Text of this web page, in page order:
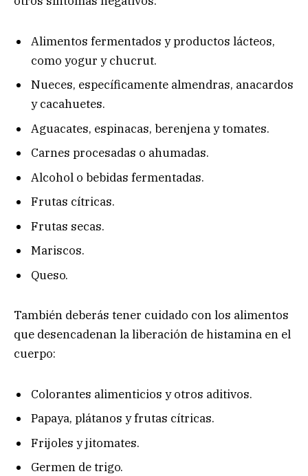
Alimentos fermentados y productos lácteos,
como yogur y chucrut.
Nueces, específicamente almendras, anacardos
y cacahuetes.
Aguacates, espinacas, berenjena y tomates.
Carnes procesadas o ahumadas.
Alcohol o bebidas fermentadas.
Frutas cítricas.
Frutas secas.
Mariscos.
Queso.
También deberás tener cuidado con los alimentos
que desencadenan la liberación de histamina en el
cuerpo:
Colorantes alimenticios y otros aditivos.
Papaya, plátanos y frutas cítricas.
Frijoles y jitomates.
Germen de trigo.